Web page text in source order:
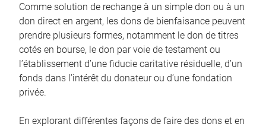
Comme solution de rechange à un simple don ou à un
don direct en argent, les dons de bienfaisance peuvent
prendre plusieurs formes, notamment le don de titres
cotés en bourse, le don par voie de testament ou
l’établissement d’une fiducie caritative résiduelle, d’un
fonds dans l’intérêt du donateur ou d’une fondation
privée.
En explorant différentes façons de faire des dons et en